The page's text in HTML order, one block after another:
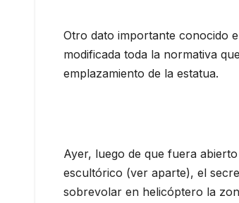
Otro dato importante conocido
modificada toda la normativa
emplazamiento de la estatua.
Ayer, luego de que fuera
escultórico (ver aparte), el
sobrevolar en helicóptero la